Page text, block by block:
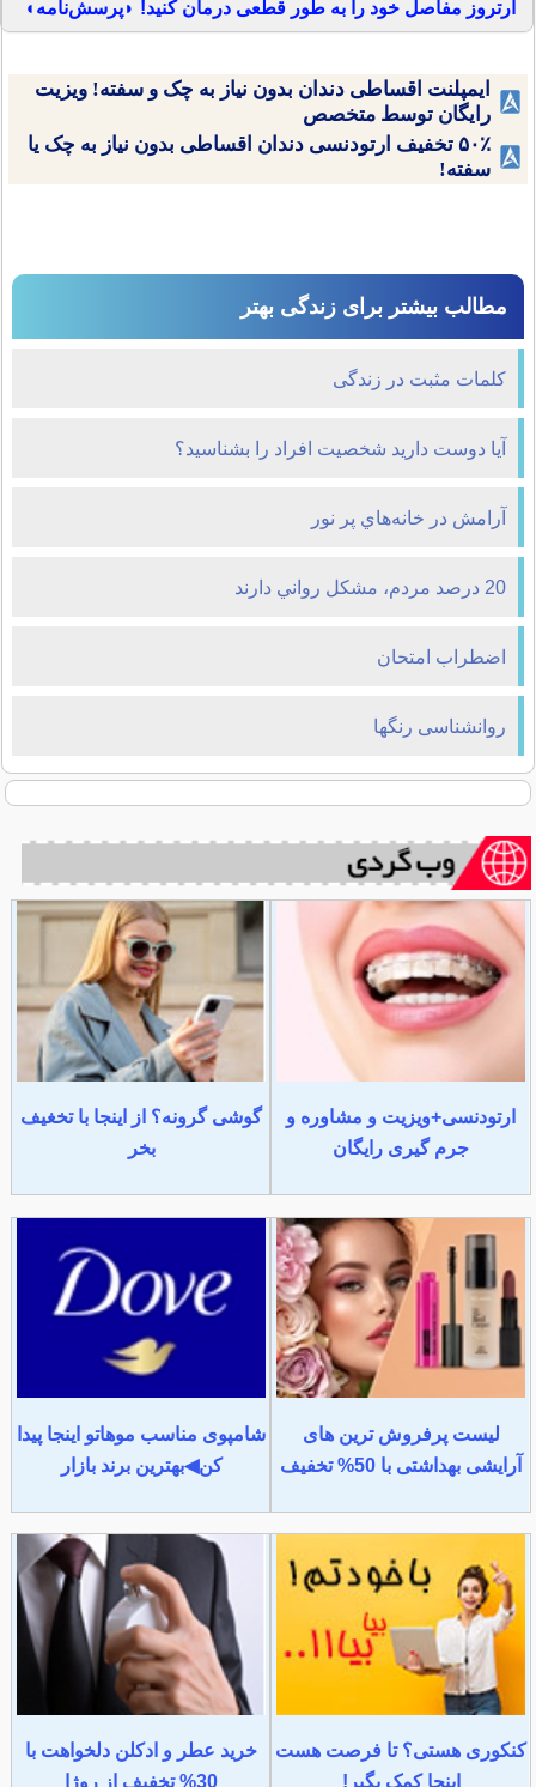
آرتروز مفاصل خود را به طور قطعی درمان کنید! ◗پرسش‌نامه◖
ایمپلنت اقساطی دندان بدون نیاز به چک و سفته! ویزیت
رایگان توسط متخصص
۵۰٪ تخفیف ارتودنسی دندان اقساطی بدون نیاز به چک یا
سفته!
مطالب بیشتر برای زندگی بهتر
کلمات مثبت در زندگی
آیا دوست دارید شخصیت افراد را بشناسید؟
آرامش در خانه‌هاي پر نور
20 درصد مردم، مشکل رواني دارند
اضطراب امتحان
روانشناسی رنگها
ارتودنسی+ویزیت و مشاوره و
جرم گیری رایگان
گوشی گرونه؟ از اینجا با تخغیف
بخر
لیست پرفروش ترین های
آرایشی بهداشتی با 50% تخفیف
شامپوی مناسب موهاتو اینجا پیدا
کن◀بهترین برند بازار
کنکوری هستی؟ تا فرصت هست
اینجا کمک بگیر!
خرید عطر و ادکلن دلخواهت با
30% تخفیف از روژا